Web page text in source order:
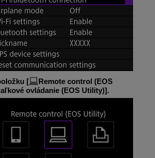
[
Remote control (EOS
ovládanie (EOS Utility)].